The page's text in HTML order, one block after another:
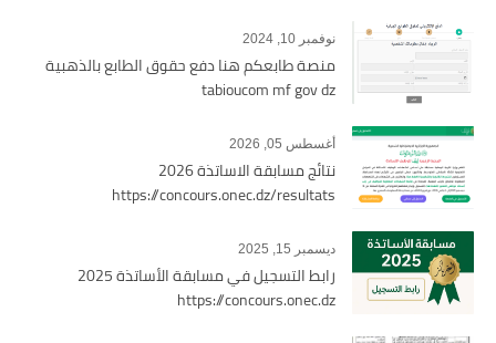
نوفمبر 10, 2024
منصة طابعكم هنا دفع حقوق الطابع بالذهبية
tabioucom mf gov dz
أغسطس 05, 2026
نتائج مسابقة الاساتذة 2026
https://concours.onec.dz/resultats
ديسمبر 15, 2025
رابط التسجيل في مسابقة الأساتذة 2025
https://concours.onec.dz